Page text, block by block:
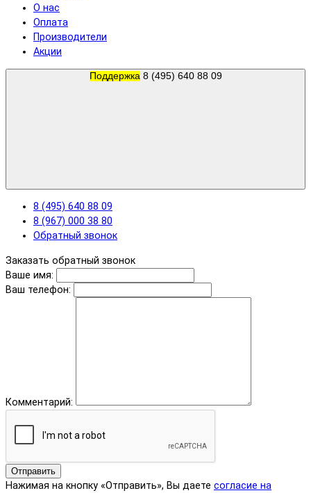
О нас
Оплата
Производители
Акции
Поддержка 8 (495) 640 88 09
8 (495) 640 88 09
8 (967) 000 38 80
Обратный звонок
Заказать обратный звонок
Ваше имя:
Ваш телефон:
Комментарий:
Отправить
Нажимая на кнопку «Отправить», Вы даете согласие на